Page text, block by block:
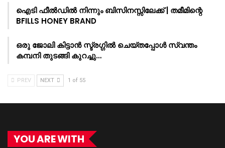
ഐടി ഫീൽഡിൽ നിന്നും ബിസിനസ്സിലേക്ക് | തമീമിന്റെ
BFILLS HONEY BRAND
ഒരു ജോലി കിട്ടാൻ സ്ട്രഗ്ഗിൽ ചെയ്തപ്പോൾ സ്വന്തം
കമ്പനി തുടങ്ങി കുറച്ചു…
PREV NEXT 1 of 55
YOU ARE WITH